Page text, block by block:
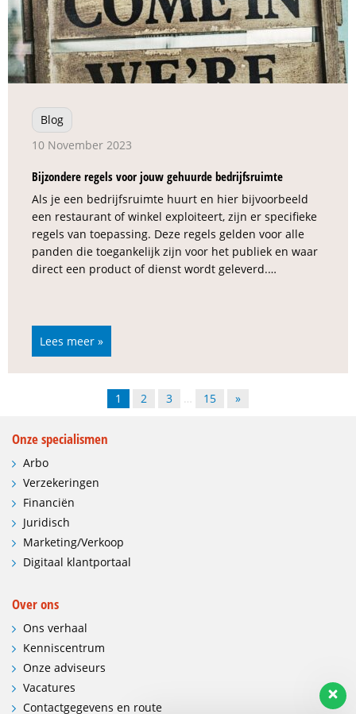
Blog
10 November 2023
Bijzondere regels voor jouw gehuurde bedrijfsruimte
Als je een bedrijfsruimte huurt en hier bijvoorbeeld
een restaurant of winkel exploiteert, zijn er specifieke
regels van toepassing. Deze regels gelden voor alle
panden die toegankelijk zijn voor het publiek en waar
direct een product of dienst wordt geleverd.…
Lees meer »
1 2 3 … 15 »
Onze specialismen
Arbo
Verzekeringen
Financiën
Juridisch
Marketing/Verkoop
Digitaal klantportaal
Over ons
Ons verhaal
Kenniscentrum
Onze adviseurs
Vacatures
Contactgegevens en route